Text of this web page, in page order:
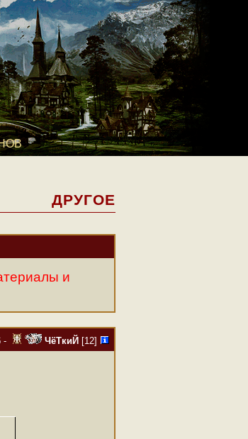
ДРУГОЕ
и
- ЧёТкиЙ [12]